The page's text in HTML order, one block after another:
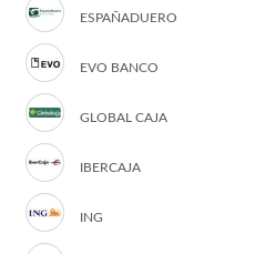
ESPAÑADUERO
EVO BANCO
GLOBAL CAJA
IBERCAJA
ING